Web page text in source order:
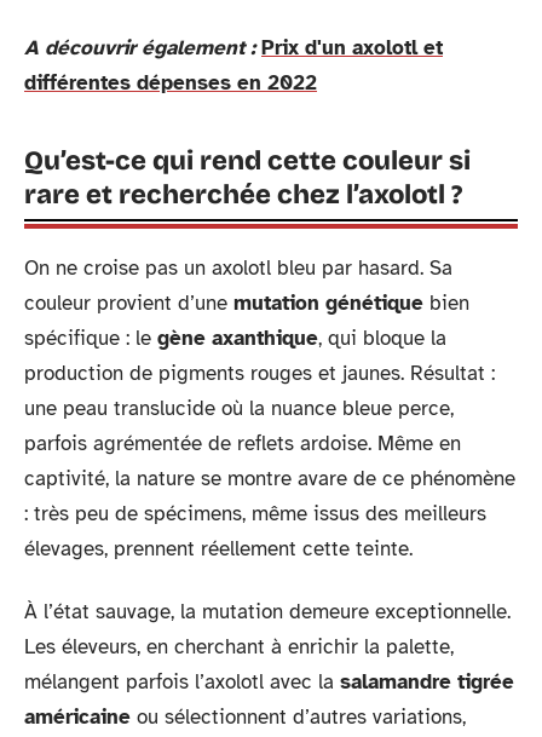
A découvrir également : Prix d'un axolotl et
différentes dépenses en 2022
Qu’est-ce qui rend cette couleur si
rare et recherchée chez l’axolotl ?
On ne croise pas un axolotl bleu par hasard. Sa
couleur provient d’une mutation génétique bien
spécifique : le gène axanthique, qui bloque la
production de pigments rouges et jaunes. Résultat :
une peau translucide où la nuance bleue perce,
parfois agrémentée de reflets ardoise. Même en
captivité, la nature se montre avare de ce phénomène
: très peu de spécimens, même issus des meilleurs
élevages, prennent réellement cette teinte.
À l’état sauvage, la mutation demeure exceptionnelle.
Les éleveurs, en cherchant à enrichir la palette,
mélangent parfois l’axolotl avec la salamandre tigrée
américaine ou sélectionnent d’autres variations,